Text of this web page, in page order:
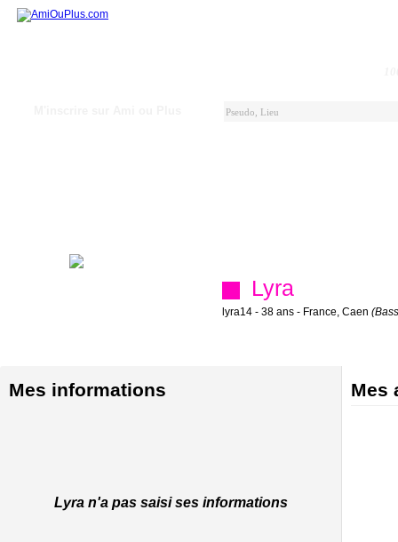
Lyra
lyra14 - 38 ans - France, Caen
Mes informations
Lyra n'a pas saisi ses informations
Mes